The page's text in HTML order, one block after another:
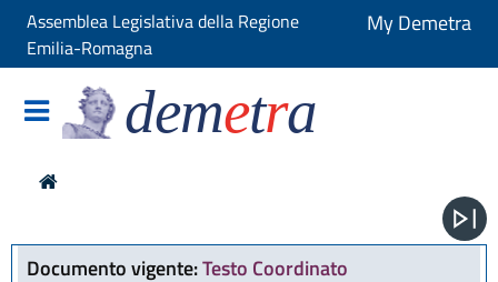
Assemblea Legislativa della Regione
Emilia-Romagna
My Demetra
demetra
Documento vigente:Testo Coordinato